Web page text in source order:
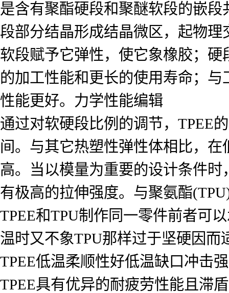
是含有聚酯硬段和聚醚软段的嵌
段部分结晶形成结晶微区，起物
软段赋予它弹性，使它象橡胶；
的加工性能和更长的使用寿命；
性能更好。力学性能编辑
通过对软硬段比例的调节，TPEE
间。与其它热塑性弹性体相比，
高。当以模量为重要的设计条件时
有极高的拉伸强度。与聚氨酯
TPEE和TPU制作同一零件前者可
温时又不象TPU那样过于坚硬因
TPEE低温柔顺性好低温缺口冲击
TPEE具有优异的耐疲劳性能且滞